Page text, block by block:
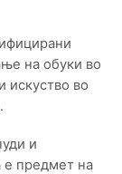
на обуки во
искуство во
и
е предмет на